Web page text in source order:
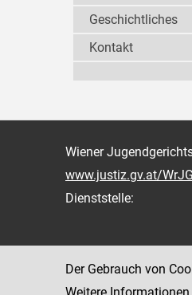
Geschichtliches
Kontakt
Wiener
www.justiz.gv.at/
Dienststelle:
Der Gebrauch von